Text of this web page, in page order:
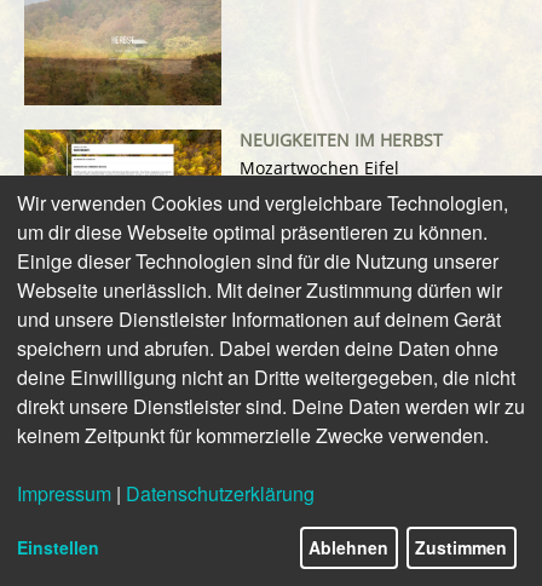
NEUIGKEITEN IM HERBST
Mozartwochen Eifel
VIELFÄLTIGE AKTIVITÄTEN
Eine Landschaft geprägt von
den vier Elementen
HIGHLIGHTS
Entdecke die landschaftlichen
WEITE BLICKE
Genieße die Aussicht von
Wir verwenden Cookies und vergleichbare Technologien,
um dir diese Webseite optimal präsentieren zu können.
Einige dieser Technologien sind für die Nutzung unserer
Webseite unerlässlich. Mit deiner Zustimmung dürfen wir
und unsere Dienstleister Informationen auf deinem Gerät
speichern und abrufen. Dabei werden deine Daten ohne
deine Einwilligung nicht an Dritte weitergegeben, die nicht
direkt unsere Dienstleister sind. Deine Daten werden wir zu
keinem Zeitpunkt für kommerzielle Zwecke verwenden.
Impressum | Datenschutzerklärung
Einstellen Ablehnen Zustimmen